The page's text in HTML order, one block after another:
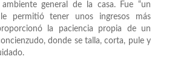
general de la casa. Fue “un
permitió tener unos ingresos más
la paciencia propia de un
donde se talla, corta, pule y